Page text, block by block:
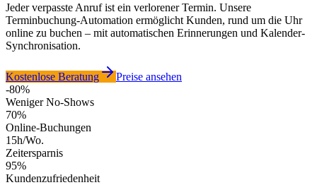
Jeder verpasste Anruf ist ein verlorener Termin. Unsere
Terminbuchung-Automation ermöglicht Kunden, rund um die Uhr
online zu buchen – mit automatischen Erinnerungen und Kalender-
Synchronisation.
Kostenlose Beratung
Preise ansehen
-80%
Weniger No-Shows
70%
Online-Buchungen
15h/Wo.
Zeitersparnis
95%
Kundenzufriedenheit